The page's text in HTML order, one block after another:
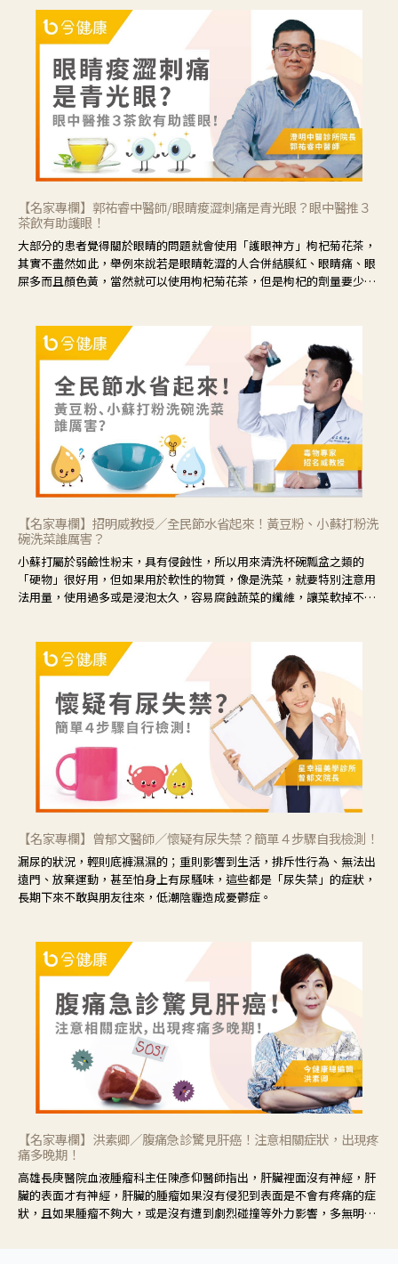
【名家專欄】郭祐睿中醫師/眼睛痠澀刺痛是青光眼？眼中醫推３
茶飲有助護眼！
大部分的患者覺得關於眼睛的問題就會使用「護眼神方」枸杞菊花茶，
其實不盡然如此，舉例來說若是眼睛乾澀的人合併結膜紅、眼睛痛、眼
屎多而且顏色黃，當然就可以使用枸杞菊花茶，但是枸杞的劑量要少，
候就要使用菊花、金銀花來治療；假如單純的眼睛乾澀，結膜沒有紅，
眼睛周圍沒有眼屎，這種情況是屬於「陰虛」，就可以使用枸杞、蓮
藕、麥門冬、山藥等比較滋潤的藥材，效果就更顯著。
【名家專欄】招明威教授／全民節水省起來！黃豆粉、小蘇打粉洗
碗洗菜誰厲害？
小蘇打屬於弱鹼性粉末，具有侵蝕性，所以用來清洗杯碗瓢盆之類的
「硬物」很好用，但如果用於軟性的物質，像是洗菜，就要特別注意用
法用量，使用過多或是浸泡太久，容易腐蝕蔬菜的纖維，讓菜軟掉不清
【名家專欄】曾郁文醫師／懷疑有尿失禁？簡單４步驟自我檢測！
漏尿的狀況，輕則底褲濕濕的；重則影響到生活，排斥性行為、無法出
遠門、放棄運動，甚至怕身上有尿騷味，這些都是「尿失禁」的症狀，
長期下來不敢與朋友往來，低潮陰霾造成憂鬱症。
【名家專欄】洪素卿／腹痛急診驚見肝癌！注意相關症狀，出現疼
痛多晚期！
高雄長庚醫院血液腫瘤科主任陳彥仰醫師指出，肝臟裡面沒有神經，肝
臟的表面才有神經，肝臟的腫瘤如果沒有侵犯到表面是不會有疼痛的症
狀，且如果腫瘤不夠大，或是沒有遭到劇烈碰撞等外力影響，多無明顯